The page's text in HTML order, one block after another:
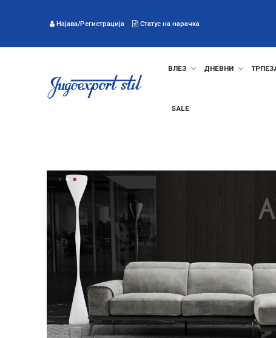
Најава/Регистрација Статус на нарачка
ВЛЕЗ ДНЕВНИ
SALE